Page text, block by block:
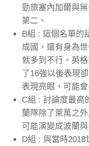
勁旅塞內加爾與
第二。
B組 : 這個名單的
成國，還有身為
就多到不行。英
了16強以後表現
表現亮眼，可能
C組 : 討論度最高
蘭隊除了萊萬之
可能演變成波蘭
D組 : 與當時